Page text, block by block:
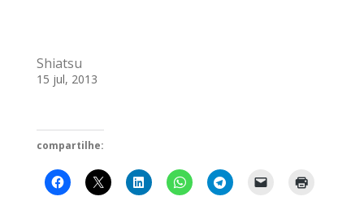
Shiatsu
15 jul, 2013
compartilhe: